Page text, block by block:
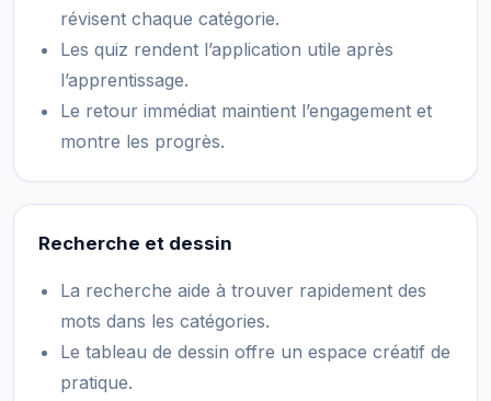
révisent chaque catégorie.
Les quiz rendent l’application utile après
l’apprentissage.
Le retour immédiat maintient l’engagement et
montre les progrès.
Recherche et dessin
La recherche aide à trouver rapidement des
mots dans les catégories.
Le tableau de dessin offre un espace créatif de
pratique.